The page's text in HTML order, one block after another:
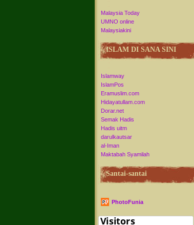
Malaysia Today
UMNO online
Malaysiakini
ISLAM DI SANA SINI
Islamway
IslamPos
Eramuslim.com
Hidayatullam.com
Dorar.net
Semak Hadis
Hadis uitm
darulkautsar
al-Iman
Maktabah Syamilah
Santai-santai
PhotoFunia